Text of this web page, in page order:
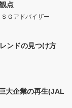
点
Ｇアドバイザー
ンドの見つけ方
大企業の再生(JAL